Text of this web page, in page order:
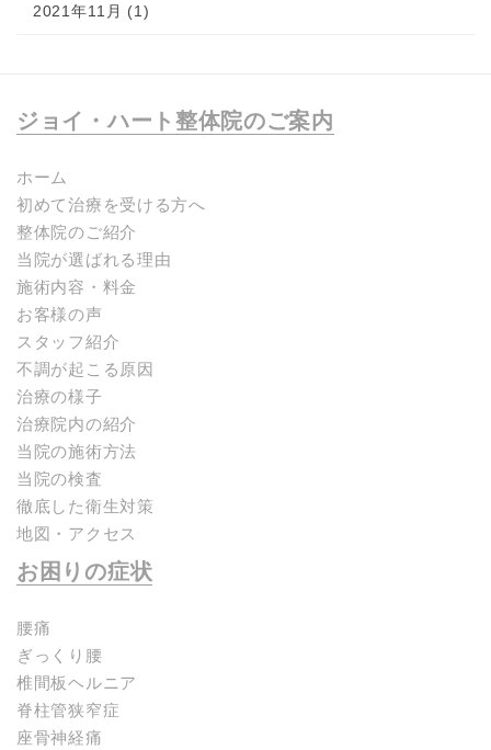
2021年11月 (1)
ジョイ・ハート整体院のご案内
ホーム
初めて治療を受ける方へ
整体院のご紹介
当院が選ばれる理由
施術内容・料金
お客様の声
スタッフ紹介
不調が起こる原因
治療の様子
治療院内の紹介
当院の施術方法
当院の検査
徹底した衛生対策
地図・アクセス
お困りの症状
腰痛
ぎっくり腰
椎間板ヘルニア
脊柱管狭窄症
座骨神経痛